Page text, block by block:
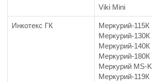
Viki Mini
Инкотекс ГК
Меркурий-115К
Меркурий-130К
Меркурий-140К
Меркурий-180К
Меркурий MS-K
Меркурий-119К